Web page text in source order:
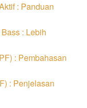
: Panduan
: Lebih
: Pembahasan
: Penjelasan